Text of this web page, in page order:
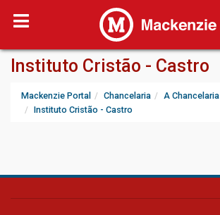
Instituto Cristão - Castro
Mackenzie Portal Chancelaria A Chancelaria
Instituto Cristão - Castro